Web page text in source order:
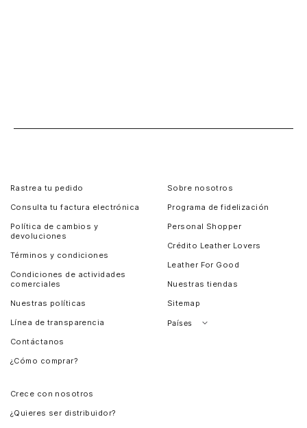
Rastrea tu pedido
Consulta tu factura electrónica
Política de cambios y
devoluciones
Términos y condiciones
Condiciones de actividades
comerciales
Nuestras políticas
Línea de transparencia
Contáctanos
¿Cómo comprar?
Sobre nosotros
Programa de fidelización
Personal Shopper
Crédito Leather Lovers
Leather For Good
Nuestras tiendas
Sitemap
Países
Crece con nosotros
¿Quieres ser distribuidor?